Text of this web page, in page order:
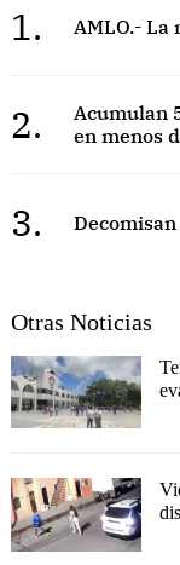
1. AMLO.- La
2.
Acumulan
en menos
3.
Otras Noticias